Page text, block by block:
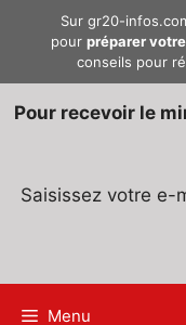
Sur gr20-
pour préparer votre
conseils pour
Pour recevoir le
Saisissez votre e-
Menu